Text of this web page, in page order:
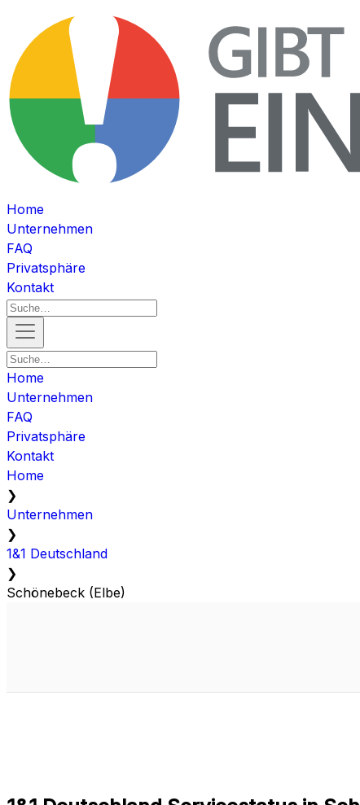
Home
Unternehmen
FAQ
Privatsphäre
Kontakt
Home
Unternehmen
FAQ
Privatsphäre
Kontakt
Home
❯
Unternehmen
❯
1&1 Deutschland
❯
Schönebeck (Elbe)